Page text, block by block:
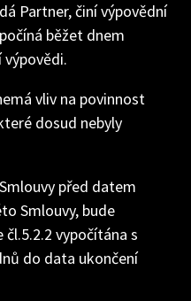
Partner, činí výpovědní
běžet dnem
vliv na povinnost
dosud nebyly
před datem
Smlouvy, bude
vypočítána s
do data ukončení